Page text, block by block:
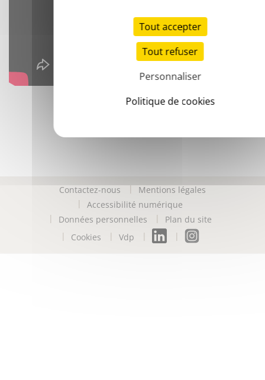
Contactez-nous
Mentions légales
Accessibilité numérique
Données personnelles
Plan du site
Cookies
Vdp
Tout accepter
Tout refuser
Personnaliser
Politique de cookies